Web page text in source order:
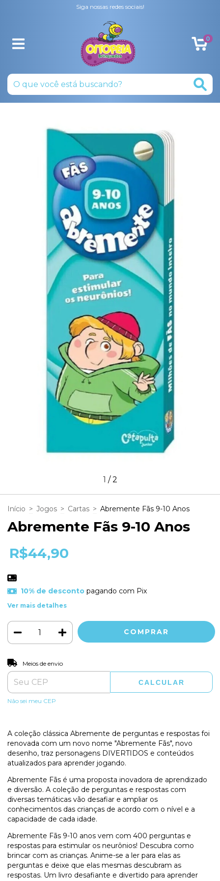
Siga nossas redes sociais!
0
1 /2
Início > Jogos > Cartas > Abremente Fãs 9-10 Anos
Abremente Fãs 9-10 Anos
R$44,90
10% de descontopagando com Pix
Ver mais detalhes
Entregas para o CEP:
Meios de envio
CALCULAR
Não sei meu CEP
A coleção clássica Abremente de perguntas e respostas foi
renovada com um novo nome "Abremente Fãs", novo
desenho, traz personagens DIVERTIDOS e conteúdos
atualizados para aprender jogando.
Abremente Fãs é uma proposta inovadora de aprendizado
e diversão. A coleção de perguntas e respostas com
diversas temáticas vão desafiar e ampliar os
conhecimentos das crianças de acordo com o nível e a
capacidade de cada idade.
Abremente Fãs 9-10 anos vem com 400 perguntas e
respostas para estimular os neurônios! Descubra como
brincar com as crianças. Anime-se a ler para elas as
perguntas e deixe que elas mesmas descubram as
respostas. Um livro desafiante e divertido para aprender